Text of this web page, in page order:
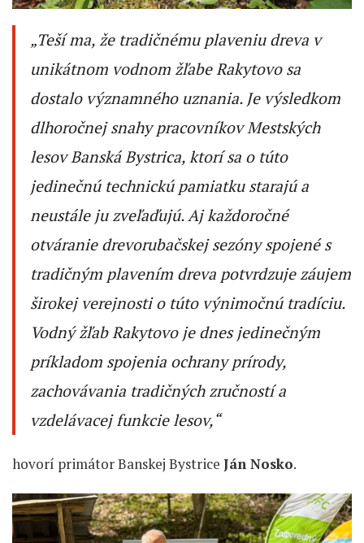
„Teší ma, že tradičnému plaveniu dreva v
unikátnom vodnom žľabe Rakytovo sa
dostalo významného uznania. Je výsledkom
dlhoročnej snahy pracovníkov Mestských
lesov Banská Bystrica, ktorí sa o túto
jedinečnú technickú pamiatku starajú a
neustále ju zveľaďujú. Aj každoročné
otváranie drevorubačskej sezóny spojené s
tradičným plavením dreva potvrdzuje záujem
širokej verejnosti o túto výnimočnú tradíciu.
Vodný žľab Rakytovo je dnes jedinečným
príkladom spojenia ochrany prírody,
zachovávania tradičných zručností a
vzdelávacej funkcie lesov,“
hovorí primátor Banskej Bystrice Ján Nosko.